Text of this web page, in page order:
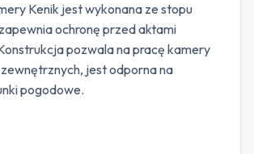
Kenik jest wykonana ze stopu
ochronę przed aktami
pozwala na pracę kamery
jest odporna na
pogodowe.